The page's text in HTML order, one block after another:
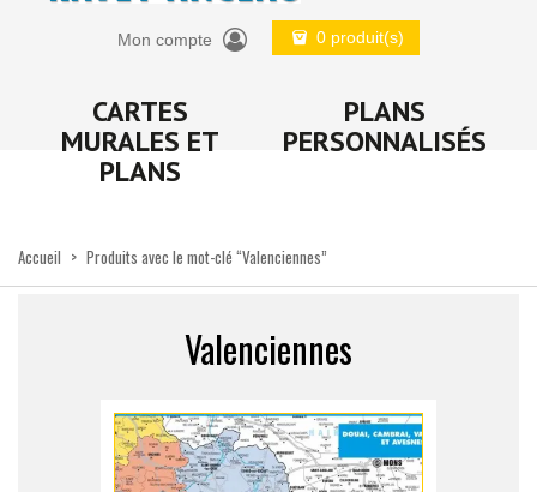
Mon compte 0 produit(s)
CARTES
MURALES ET
PLANS
PLANS
PERSONNALISÉS
Accueil > Produits avec le mot-clé “Valenciennes”
Valenciennes